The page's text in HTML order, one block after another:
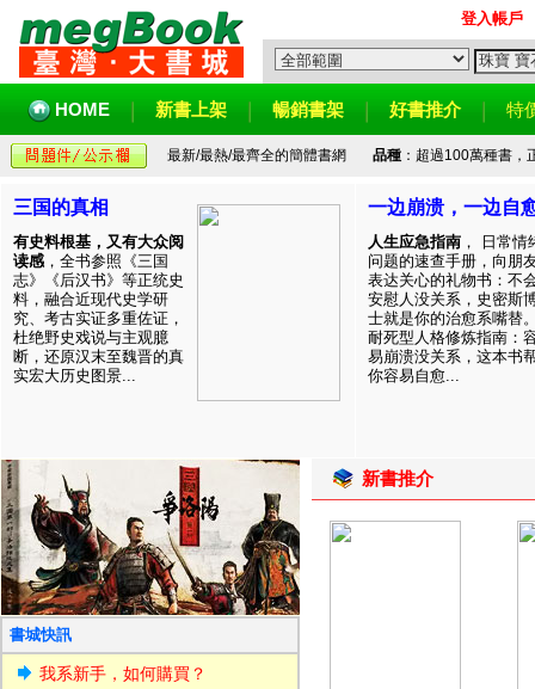
登入帳戶
HOME 新書上架 暢銷書架 好書推介 特
最新/最熱/最齊全的簡體書網 品種：超過100萬種書，
三国的真相
有史料根基，又有大众阅
读感 ，全书参照《三国
志》《后汉书》等正统史
料，融合近现代史学研
究、考古实证多重佐证，
杜绝野史戏说与主观臆
断，还原汉末至魏晋的真
实宏大历史图景...
一边崩溃，一边自
人生应急指南 ， 日常情
问题的速查手册，向朋
表达关心的礼物书：不
安慰人没关系，史密斯
士就是你的治愈系嘴替
耐死型人格修炼指南：
易崩溃没关系，这本书
你容易自愈...
書城快訊
我系新手，如何購買？
新書推介